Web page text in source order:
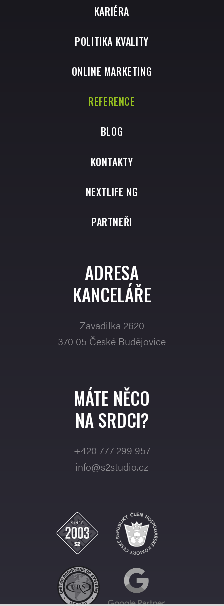
KARIÉRA
POLITIKA KVALITY
ONLINE MARKETING
REFERENCE
BLOG
KONTAKTY
NEXTLIFE NG
PARTNEŘI
ADRESA
KANCELÁŘE
Zavadilka 2620
370 05 České Budějovice
MÁTE NĚCO
NA SRDCI?
+420 777 299 957
info@s2studio.cz